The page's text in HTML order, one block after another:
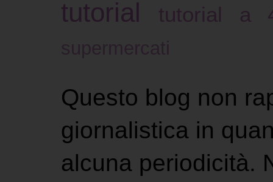
tutorial tutorial a
Questo blog non
giornalistica in
alcuna periodicità.